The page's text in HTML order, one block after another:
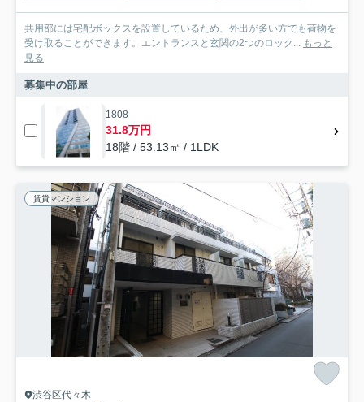
共用部には宅配ボックスを設置しているため、外出が多い方でも荷物を
受け取ることができます。エントランスと玄関の2つのロック... もっと
見る
募集中の部屋
1808
31.8万円
18階 / 53.13㎡ / 1LDK
賃貸マンション
渋谷区代々木